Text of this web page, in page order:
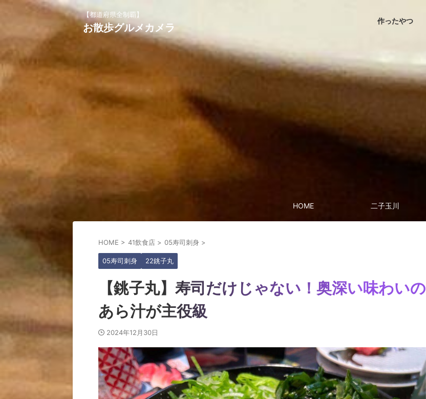
【都道府県全制覇】
お散歩グルメカメラ
作ったやつ
HOME 二子玉川
HOME > 41飲食店 > 05寿司刺身 >
05寿司刺身 22銚子丸
【銚子丸】寿司だけじゃない！奥深い味わいの
あら汁が主役級
2024年12月30日